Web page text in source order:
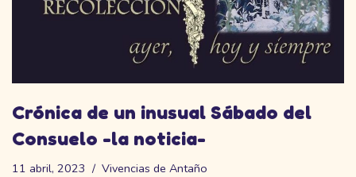
Crónica de un inusual Sábado del
Consuelo -la noticia-
11 abril, 2023 Vivencias de Antaño